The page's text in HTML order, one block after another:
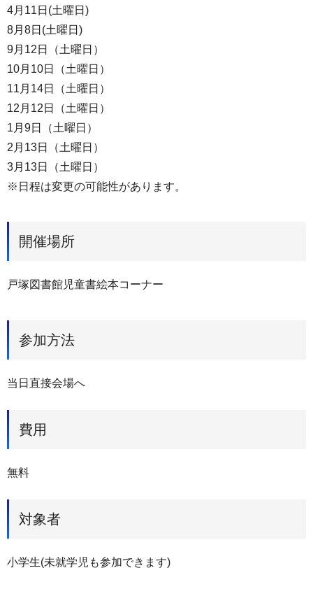
4月11日(土曜日)
8月8日(土曜日)
9月12日（土曜日）
10月10日（土曜日）
11月14日（土曜日）
12月12日（土曜日）
1月9日（土曜日）
2月13日（土曜日）
3月13日（土曜日）
※日程は変更の可能性があります。
開催場所
戸塚図書館児童書絵本コーナー
参加方法
当日直接会場へ
費用
無料
対象者
小学生(未就学児も参加できます)